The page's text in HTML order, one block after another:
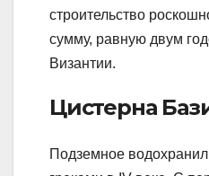
строительство
сумму, равную двум
Византии.
Цистерна
Подземное